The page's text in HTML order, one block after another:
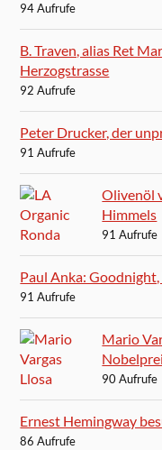
94 Aufrufe
B. Traven, alias Ret
Herzogstrasse
92 Aufrufe
Peter Drucker, der
91 Aufrufe
Olivenöl
Himmels
91 Aufrufe
Paul Anka:
91 Aufrufe
Mario
90 Aufrufe
Ernest Hemingway
86 Aufrufe